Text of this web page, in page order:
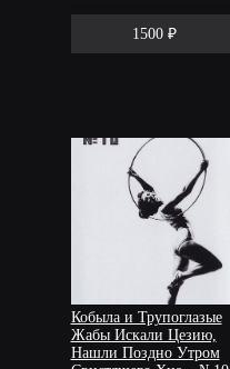
1500 ₽
Кобыла и Трупоглазые
Жабы Искали Цезию,
Нашли Поздно Утром